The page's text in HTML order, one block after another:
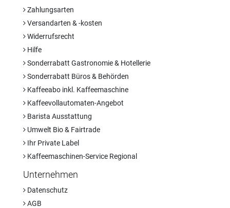
Zahlungsarten
Versandarten & -kosten
Widerrufsrecht
Hilfe
Sonderrabatt Gastronomie & Hotellerie
Sonderrabatt Büros & Behörden
Kaffeeabo inkl. Kaffeemaschine
Kaffeevollautomaten-Angebot
Barista Ausstattung
Umwelt Bio & Fairtrade
Ihr Private Label
Kaffeemaschinen-Service Regional
Unternehmen
Datenschutz
AGB